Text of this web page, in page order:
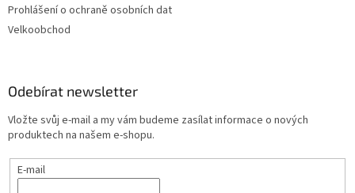
Prohlášení o ochraně osobních dat
Velkoobchod
Odebírat newsletter
Vložte svůj e-mail a my vám budeme zasílat informace o nových
produktech na našem e-shopu.
E-mail